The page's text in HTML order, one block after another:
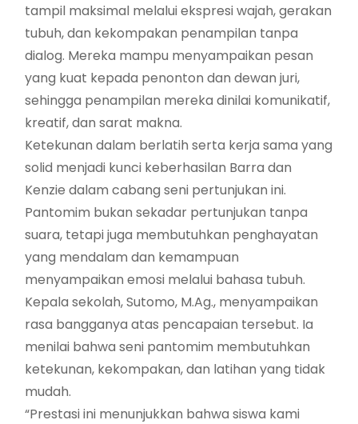
tampil maksimal melalui ekspresi wajah, gerakan
tubuh, dan kekompakan penampilan tanpa
dialog. Mereka mampu menyampaikan pesan
yang kuat kepada penonton dan dewan juri,
sehingga penampilan mereka dinilai komunikatif,
kreatif, dan sarat makna.
Ketekunan dalam berlatih serta kerja sama yang
solid menjadi kunci keberhasilan Barra dan
Kenzie dalam cabang seni pertunjukan ini.
Pantomim bukan sekadar pertunjukan tanpa
suara, tetapi juga membutuhkan penghayatan
yang mendalam dan kemampuan
menyampaikan emosi melalui bahasa tubuh.
Kepala sekolah, Sutomo, M.Ag., menyampaikan
rasa bangganya atas pencapaian tersebut. Ia
menilai bahwa seni pantomim membutuhkan
ketekunan, kekompakan, dan latihan yang tidak
mudah.
“Prestasi ini menunjukkan bahwa siswa kami